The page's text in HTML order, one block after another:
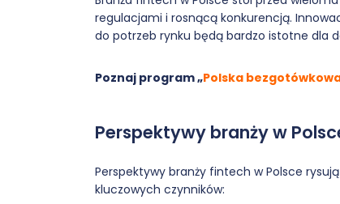
regulacjami i rosnącą konkurencją.
do potrzeb rynku będą bardzo istotne dla
Poznaj program „Polska
Perspektywy branży w
Perspektywy branży fintech w Polsce
kluczowych czynników: